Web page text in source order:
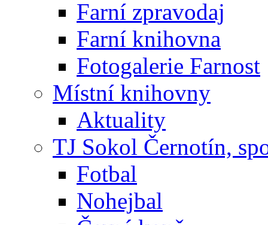
Farní zpravodaj
Farní knihovna
Fotogalerie Farnost
Místní knihovny
Aktuality
TJ Sokol Černotín,
Fotbal
Nohejbal